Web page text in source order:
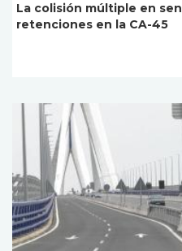
La colisión múltiple en
retenciones en la CA-45